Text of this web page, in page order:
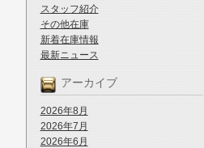
スタッフ紹介
その他在庫
新着在庫情報
最新ニュース
アーカイブ
2026年8月
2026年7月
2026年6月